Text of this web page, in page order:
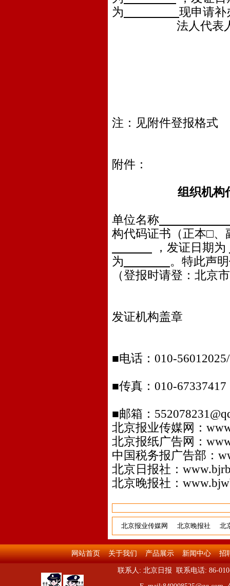
为
现申请补
法人代表人或
注：见附件登报格式
附件：
组织机构
单位名称
构代码证书（正本□
，发证日期为
为
。特此声
（登报时请登：北京
发证机构盖章
■电话：010-
■传真：010-
■邮箱：
北京报业传媒网：
北京报纸广告网：
中国税务报广告部：
北京日报社：
北京晚报社：
北京报业传媒网 北京晚报社 北
网站首页 关于我们 产品展示 新闻中心 招
联系人: 北京日报 联系电话: 86-